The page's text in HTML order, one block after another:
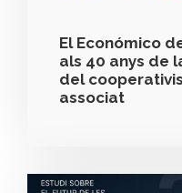
El Económico
als 40 anys de
del
associat